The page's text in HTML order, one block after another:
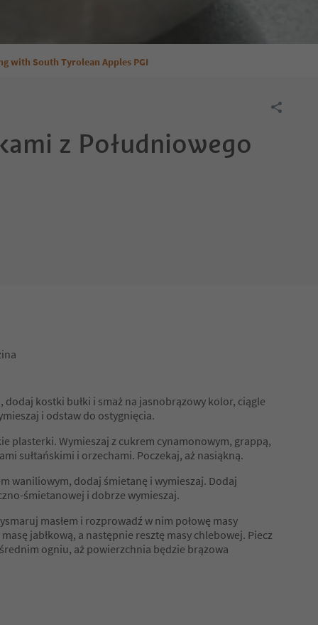
with South Tyrolean Apples PGI
z Południowego
dodaj kostki bułki i smaż na jasnobrązowy kolor, ciągle
i odstaw do ostygnięcia.
plasterki. Wymieszaj z cukrem cynamonowym, grappą,
sułtańskimi i orzechami. Poczekaj, aż nasiąkną.
waniliowym, dodaj śmietanę i wymieszaj. Dodaj
śmietanowej i dobrze wymieszaj.
masłem i rozprowadź w nim połowę masy
jabłkową, a następnie resztę masy chlebowej. Piecz
ogniu, aż powierzchnia będzie brązowa